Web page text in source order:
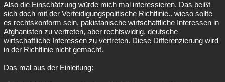
Also die Einschätzung würde mich mal interessieren. Das beißt
sich doch mit der Verteidigungspolitische Richtlinie.. wieso sollte
es rechtskonform sein, pakistanische wirtschaftliche Interessen in
Afghanisten zu vertreten, aber rechtswidrig, deutsche
wirtschaftliche Interessen zu vertreten. Diese Differenzierung wird
in der Richtlinie nicht gemacht.
Das mal aus der Einleitung: